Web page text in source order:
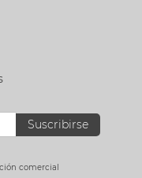
Suscribirse
comercial